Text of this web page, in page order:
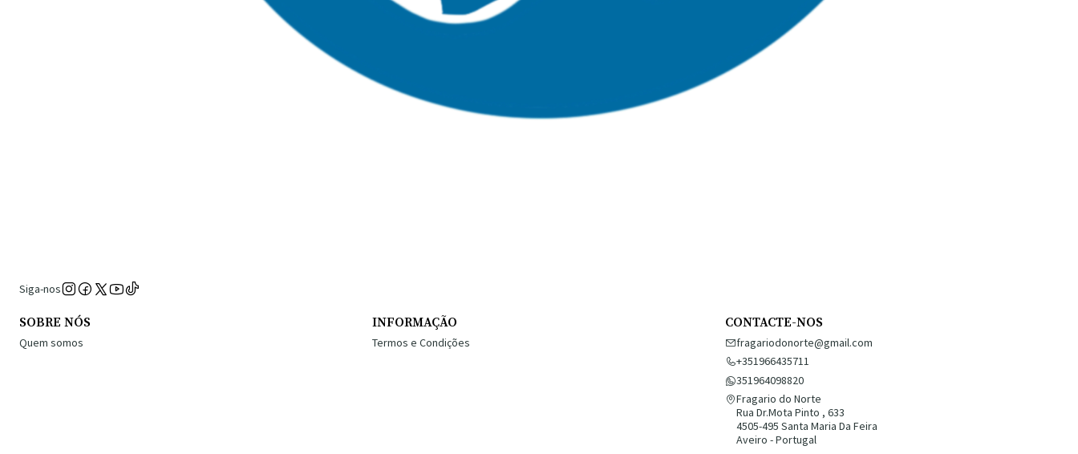
Siga-nos
SOBRE NÓS
Quem somos
INFORMAÇÃO
Termos e Condições
CONTACTE-NOS
fragariodonorte@gmail.com
+351966435711
351964098820
Fragario do Norte
Rua Dr.Mota Pinto , 633
4505-495 Santa Maria Da Feira
Aveiro - Portugal